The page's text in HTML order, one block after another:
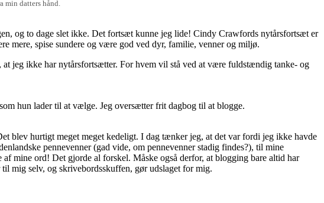
min datters hånd.
og to dage slet ikke. Det fortsæt kunne jeg lide! Cindy Crawfords nytårsfortsæt er
mere, spise sundere og være god ved dyr, familie, venner og miljø.
jeg ikke har nytårsfortsætter. For hvem vil stå ved at være fuldstændig tanke- og
hun lader til at vælge. Jeg oversætter frit dagbog til at blogge.
blev hurtigt meget meget kedeligt. I dag tænker jeg, at det var fordi jeg ikke havde
pennevenner (gad vide, om pennevenner stadig findes?), til mine
mine ord! Det gjorde al forskel. Måske også derfor, at blogging bare altid har
mig selv, og skrivebordsskuffen, gør udslaget for mig.